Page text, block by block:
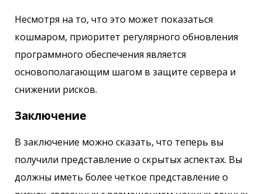
Несмотря на то, что это может показаться
кошмаром, приоритет регулярного обновления
программного обеспечения является
основополагающим шагом в защите сервера и
снижении рисков.
Заключение
В заключение можно сказать, что теперь вы
получили представление о скрытых аспектах. Вы
должны иметь более четкое представление о